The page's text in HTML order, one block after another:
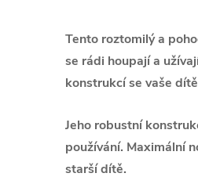
Tento roztomilý a
se rádi houpají a
konstrukcí se vaše
Jeho robustní
používání. Maximální
starší dítě.